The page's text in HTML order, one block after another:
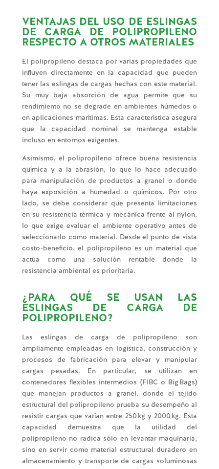
VENTAJAS DEL USO DE ESLINGAS
DE CARGA DE POLIPROPILENO
RESPECTO A OTROS MATERIALES
El polipropileno destaca por varias propiedades que
influyen directamente en la capacidad que pueden
tener las eslingas de cargas hechas con este material.
Su muy baja absorción de agua permite que su
rendimiento no se degrade en ambientes húmedos o
en aplicaciones marítimas. Esta característica asegura
que la capacidad nominal se mantenga estable
incluso en entornos exigentes.
Asimismo, el polipropileno ofrece buena resistencia
química y a la abrasión, lo que lo hace adecuado
para manipulación de productos a granel o donde
haya exposición a humedad o químicos. Por otro
lado, se debe considerar que presenta limitaciones
en su resistencia térmica y mecánica frente al nylon,
lo que exige evaluar el ambiente operativo antes de
seleccionarlo como material. Desde el punto de vista
costo-beneficio, el polipropileno es un material que
actúa como una solución rentable donde la
resistencia ambiental es prioritaria.
¿PARA QUÉ SE USAN LAS
ESLINGAS DE CARGA DE
POLIPROPILENO?
Las eslingas de carga de polipropileno son
ampliamente empleadas en logística, construcción y
procesos de fabricación para elevar y manipular
cargas pesadas. En particular, se utilizan en
contenedores flexibles intermedios (FIBC o Big Bags)
que manejan productos a granel, donde el tejido
estructural del polipropileno prueba su desempeño al
resistir cargas que varían entre 250 kg y 2000 kg. Esta
capacidad demuestra que la utilidad del
polipropileno no radica sólo en levantar maquinaria,
sino en servir como material estructural duradero en
almacenamiento y transporte de cargas voluminosas